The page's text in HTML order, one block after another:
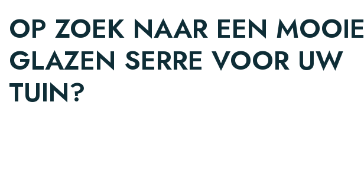
OP ZOEK NAAR EEN MOOIE
GLAZEN SERRE VOOR UW
TUIN?